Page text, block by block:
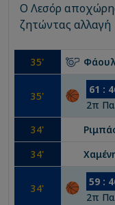
Ο Λεσόρ
ζητώντας αλλαγή
35'
35' 61 :
2π
34'
34'
34' 59 :
2π